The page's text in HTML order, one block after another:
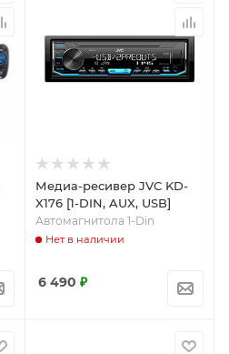
Медиа-ресивер JVC KD-
X176 [1-DIN, AUX, USB]
Автомагнитола 1-Din
Нет в наличии
6 490 ₽